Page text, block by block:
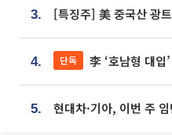
3.
4. 단독 李 ‘호남형 대입’ 제안에
5.